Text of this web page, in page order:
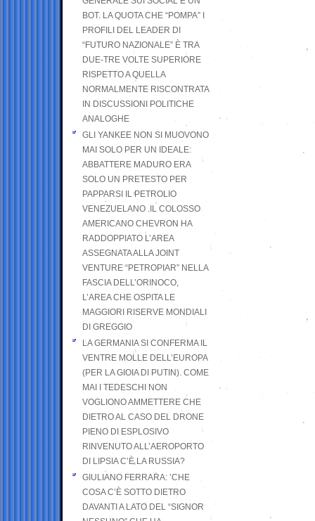
BOT. LA QUOTA CHE “POMPA” I
PROFILI DEL LEADER DI
“FUTURO NAZIONALE” È TRA
DUE-TRE VOLTE SUPERIORE
RISPETTO A QUELLA
NORMALMENTE RISCONTRATA
IN DISCUSSIONI POLITICHE
ANALOGHE
GLI YANKEE NON SI MUOVONO
MAI SOLO PER UN IDEALE:
ABBATTERE MADURO ERA
SOLO UN PRETESTO PER
PAPPARSI IL PETROLIO
VENEZUELANO .IL COLOSSO
AMERICANO CHEVRON HA
RADDOPPIATO L’AREA
ASSEGNATA ALLA JOINT
VENTURE “PETROPIAR” NELLA
FASCIA DELL’ORINOCO,
L’AREA CHE OSPITA LE
MAGGIORI RISERVE MONDIALI
DI GREGGIO
LA GERMANIA SI CONFERMA IL
VENTRE MOLLE DELL’EUROPA
(PER LA GIOIA DI PUTIN). COME
MAI I TEDESCHI NON
VOGLIONO AMMETTERE CHE
DIETRO AL CASO DEL DRONE
PIENO DI ESPLOSIVO
RINVENUTO ALL’AEROPORTO
DI LIPSIA C’È LA RUSSIA?
GIULIANO FERRARA: ’CHE
COSA C’È SOTTO DIETRO
DAVANTI A LATO DEL “SIGNOR